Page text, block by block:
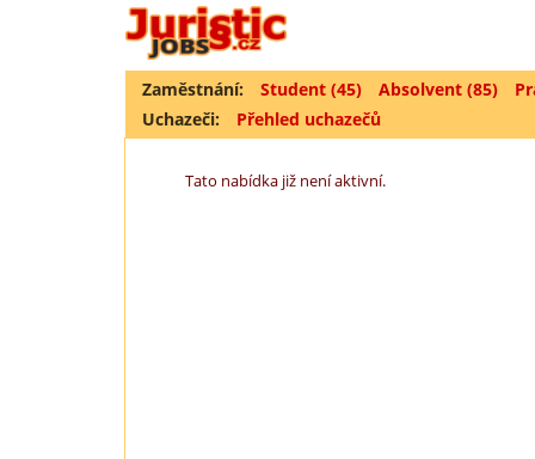
Zaměstnání: Student (45) Absolvent (85)
Uchazeči:
Přehled uchazečů
Tato nabídka již není aktivní.